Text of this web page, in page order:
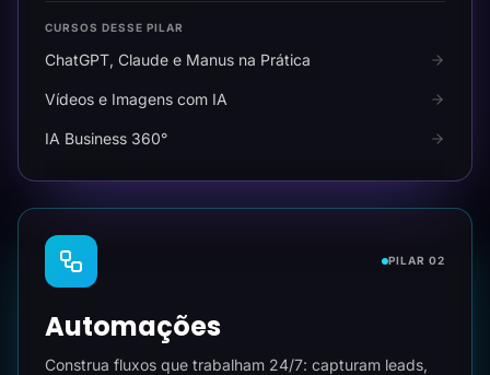
CURSOS DESSE PILAR
ChatGPT, Claude e Manus na Prática
Vídeos e Imagens com IA
IA Business 360°
PILAR 02
Automações
Construa fluxos que trabalham 24/7: capturam leads,